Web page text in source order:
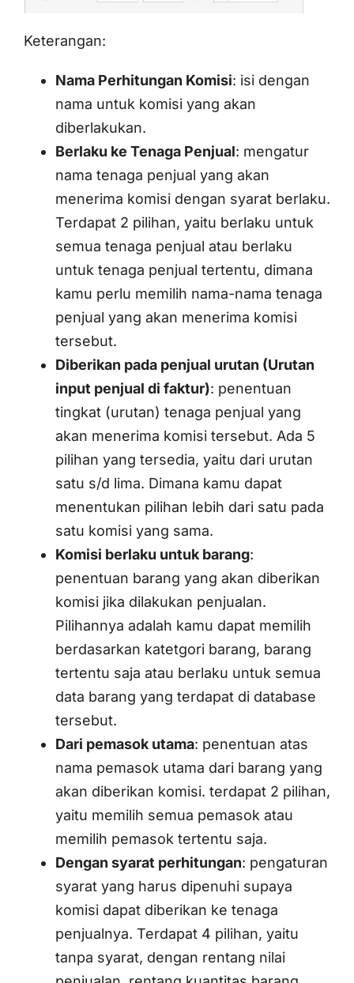
Keterangan:
Nama Perhitungan Komisi: isi dengan
nama untuk komisi yang akan
diberlakukan.
Berlaku ke Tenaga Penjual: mengatur
nama tenaga penjual yang akan
menerima komisi dengan syarat berlaku.
Terdapat 2 pilihan, yaitu berlaku untuk
semua tenaga penjual atau berlaku
untuk tenaga penjual tertentu, dimana
kamu perlu memilih nama-nama tenaga
penjual yang akan menerima komisi
tersebut.
Diberikan pada penjual urutan (Urutan
input penjual di faktur): penentuan
tingkat (urutan) tenaga penjual yang
akan menerima komisi tersebut. Ada 5
pilihan yang tersedia, yaitu dari urutan
satu s/d lima. Dimana kamu dapat
menentukan pilihan lebih dari satu pada
satu komisi yang sama.
Komisi berlaku untuk barang:
penentuan barang yang akan diberikan
komisi jika dilakukan penjualan.
Pilihannya adalah kamu dapat memilih
berdasarkan katetgori barang, barang
tertentu saja atau berlaku untuk semua
data barang yang terdapat di database
tersebut.
Dari pemasok utama: penentuan atas
nama pemasok utama dari barang yang
akan diberikan komisi. terdapat 2 pilihan,
yaitu memilih semua pemasok atau
memilih pemasok tertentu saja.
Dengan syarat perhitungan: pengaturan
syarat yang harus dipenuhi supaya
komisi dapat diberikan ke tenaga
penjualnya. Terdapat 4 pilihan, yaitu
tanpa syarat, dengan rentang nilai